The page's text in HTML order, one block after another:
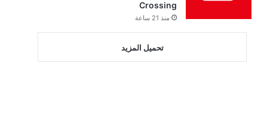
Crossing
منذ 21 ساعة
تحميل المزيد